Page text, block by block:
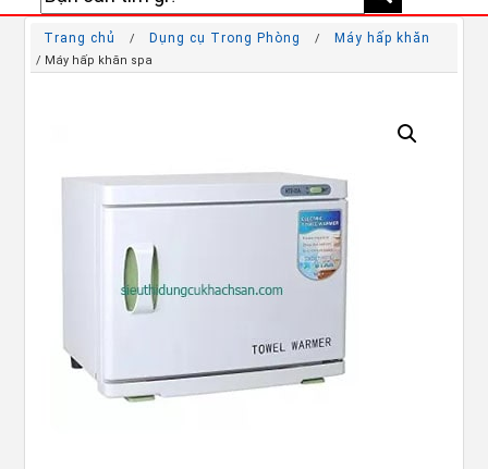
Trang chủ / Dụng cụ Trong Phòng / Máy hấp khăn
/ Máy hấp khăn spa